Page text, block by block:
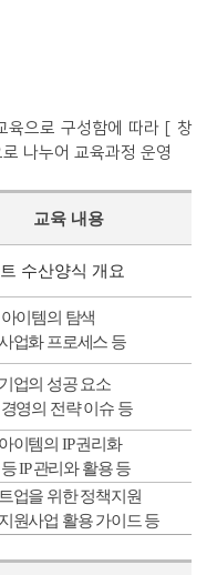
육으로 구성함에 따라 [ 창
나누어 교육과정 운영
교육 내용
수산양식 개요
이템의 탐색
업화 프로세스 등
업의 성공 요소
영의 전략 이슈 등
이템의 IP권리화
등IP관리와 활용 등
업을 위한 정책지원
원사업 활용 가이드 등